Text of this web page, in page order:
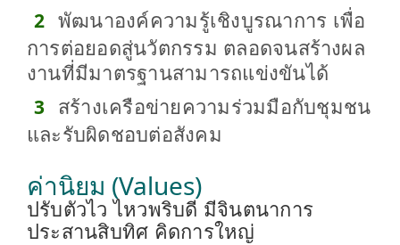
พัฒนาองค์ความรู้เชิงบูรณาการ เพื่อ
การต่อยอดสู่นวัตกรรม ตลอดจนสร้างผล
งานที่มีมาตรฐานสามารถแข่งขันได้
สร้างเครือข่ายความร่วมมือกับชุมชน
และรับผิดชอบต่อสังคม
ค่านิยม (Values)
ปรับตัวไว ไหวพริบดี มีจินตนาการ
ประสานสิบทิศ คิดการใหญ่